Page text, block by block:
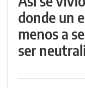
donde un
menos a
ser